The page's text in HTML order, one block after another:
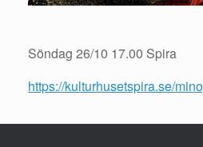
Söndag 26/10 17.00 Spira
https://kulturhusetspira.se/